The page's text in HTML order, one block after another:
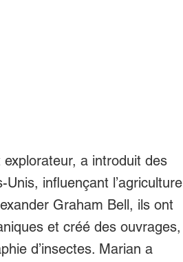
a introduit des
influençant l’agriculture
Graham Bell, ils ont
et créé des ouvrages,
d’insectes. Marian a